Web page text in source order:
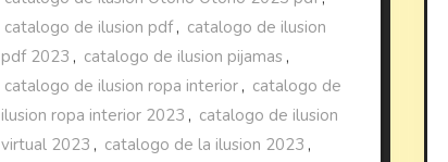
catalogo de ilusion pdf, catalogo de ilusion
pdf 2023 , catalogo de ilusion pijamas ,
catalogo de ilusion ropa interior , catalogo de
ilusion ropa interior 2023 , catalogo de ilusion
virtual 2023 , catalogo de la ilusion 2023 ,